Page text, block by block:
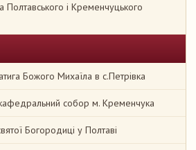
Полтавського і Кременчуцького
Божого Михаїла в с.Петрівка
собор м. Кременчука
Богородиці у Полтаві